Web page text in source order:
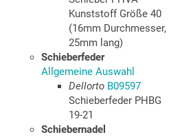
Kunststoff Größe 40
(16mm Durchmesser,
25mm lang)
Schieberfeder
Allgemeine Auswahl
Dellorto B09597
Schieberfeder PHBG
19-21
Schiebernadel